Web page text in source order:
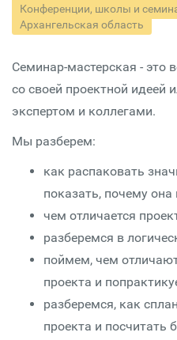
Конференции, школы и
Архангельская область
Семинар-мастерская - это
со своей проектной идеей
экспертом и коллегами.
Мы разберем:
как распаковать
показать, почему
чем отличается
разберемся в
поймем, чем
проекта и
разберемся, как
проекта и посчитать